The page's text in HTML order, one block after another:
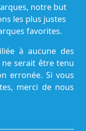
notre but
les plus justes
favorites.
à aucune des
serait être tenu
erronée. Si vous
merci de nous